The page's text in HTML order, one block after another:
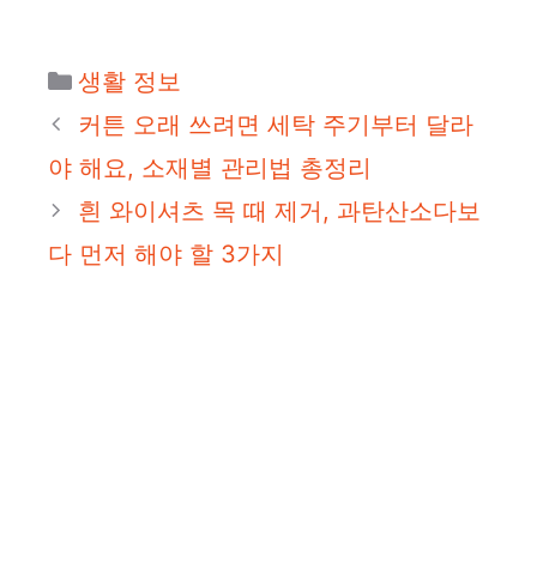
카
테
리
생활 정보
커튼 오래 쓰려면 세탁 주기부터 달라
야 해요, 소재별 관리법 총정리
흰 와이셔츠 목 때 제거, 과탄산소다보
다 먼저 해야 할 3가지